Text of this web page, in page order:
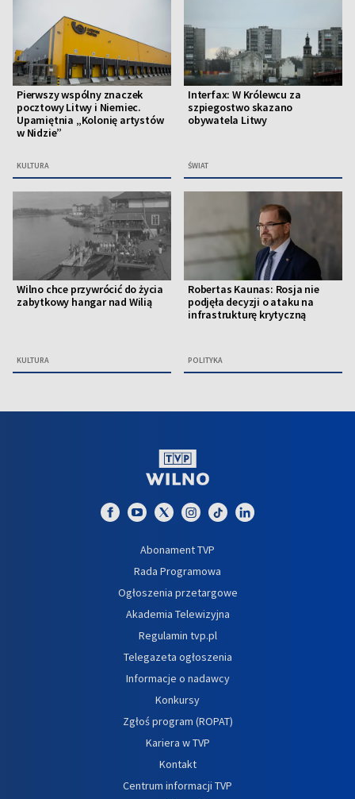
Pierwszy wspólny znaczek
pocztowy Litwy i Niemiec.
Upamiętnia „Kolonię artystów
w Nidzie”
KULTURA
Interfax: W Królewcu za
szpiegostwo skazano
obywatela Litwy
ŚWIAT
Wilno chce przywrócić do życia
zabytkowy hangar nad Wilią
KULTURA
Robertas Kaunas: Rosja nie
podjęła decyzji o ataku na
infrastrukturę krytyczną
POLITYKA
Abonament TVP
Rada Programowa
Ogłoszenia przetargowe
Akademia Telewizyjna
Regulamin tvp.pl
Telegazeta ogłoszenia
Informacje o nadawcy
Konkursy
Zgłoś program (ROPAT)
Kariera w TVP
Kontakt
Centrum informacji TVP